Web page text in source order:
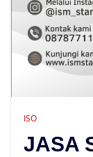
ISO
JASA